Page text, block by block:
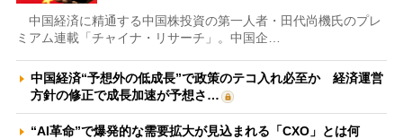
中国経済に精通する中国株投資の第一人者・田代尚機氏のプレ
ミアム連載「チャイナ・リサーチ」。中国企…
中国経済“予想外の低成長”で政策のテコ入れ必至か 経済運営
方針の修正で成長加速が予想さ…
“AI革命”で爆発的な需要拡大が見込まれる「CXO」とは何